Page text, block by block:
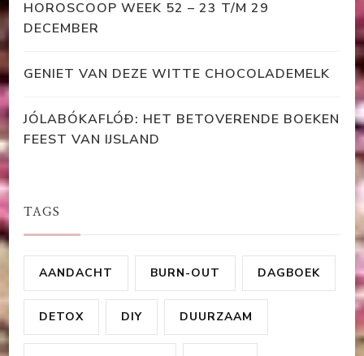
HOROSCOOP WEEK 52 – 23 T/M 29
DECEMBER
GENIET VAN DEZE WITTE CHOCOLADEMELK
JÓLABÓKAFLÓÐ: HET BETOVERENDE BOEKEN
FEEST VAN IJSLAND
TAGS
AANDACHT BURN-OUT DAGBOEK
DETOX DIY DUURZAAM